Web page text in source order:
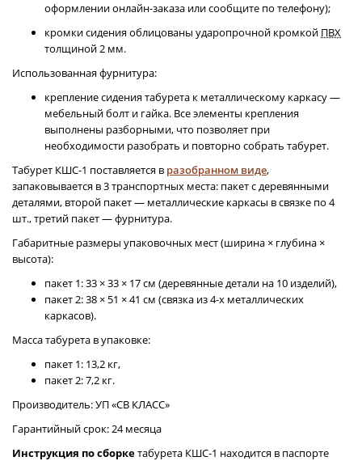
оформлении онлайн-заказа или сообщите по телефону);
кромки сидения облицованы ударопрочной кромкой ПВХ
толщиной 2 мм.
Использованная фурнитура:
крепление сидения табурета к металлическому каркасу —
мебельный болт и гайка. Все элементы крепления
выполнены разборными, что позволяет при
необходимости разобрать и повторно собрать табурет.
Табурет КШС-1 поставляется в разобранном виде,
запаковывается в 3 транспортных места: пакет с деревянными
деталями, второй пакет — металлические каркасы в связке по 4
шт., третий пакет — фурнитура.
Габаритные размеры упаковочных мест (ширина × глубина ×
высота):
пакет 1: 33 × 33 × 17 см (деревянные детали на 10 изделий),
пакет 2: 38 × 51 × 41 см (связка из 4-х металлических
каркасов).
Масса табурета в упаковке:
пакет 1: 13,2 кг,
пакет 2: 7,2 кг.
Производитель: УП «СВ КЛАСС»
Гарантийный срок: 24 месяца
Инструкция по сборкетабурета КШС-1 находится в паспорте